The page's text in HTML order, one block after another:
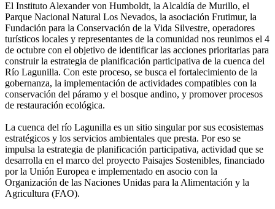
El Instituto Alexander von Humboldt, la Alcaldía de Murillo, el
Parque Nacional Natural Los Nevados, la asociación Frutimur, la
Fundación para la Conservación de la Vida Silvestre, operadores
turísticos locales y representantes de la comunidad nos reunimos el 4
de octubre con el objetivo de identificar las acciones prioritarias para
construir la estrategia de planificación participativa de la cuenca del
Río Lagunilla. Con este proceso, se busca el fortalecimiento de la
gobernanza, la implementación de actividades compatibles con la
conservación del páramo y el bosque andino, y promover procesos
de restauración ecológica.
La cuenca del río Lagunilla es un sitio singular por sus ecosistemas
estratégicos y los servicios ambientales que presta. Por eso se
impulsa la estrategia de planificación participativa, actividad que se
desarrolla en el marco del proyecto Paisajes Sostenibles, financiado
por la Unión Europea e implementado en asocio con la
Organización de las Naciones Unidas para la Alimentación y la
Agricultura (FAO).